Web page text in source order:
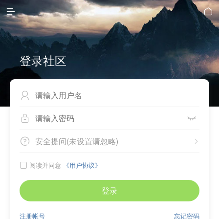
 
登录社区

 
 
安全提问(未设置请忽略)
 阅读并同意 《用户协议》
登录
忘记密码
注册帐号